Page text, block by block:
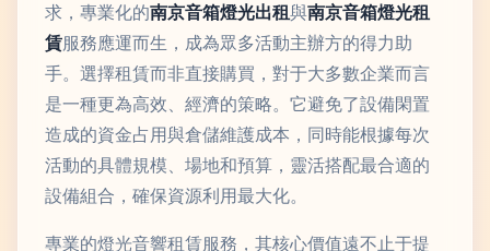
求，專業化的南京音箱燈光出租與南京音箱燈光租
賃服務應運而生，成為眾多活動主辦方的得力助
手。選擇租賃而非直接購買，對于大多數企業而言
是一種更為高效、經濟的策略。它避免了設備閑置
造成的資金占用與倉儲維護成本，同時能根據每次
活動的具體規模、場地和預算，靈活搭配最合適的
設備組合，確保資源利用最大化。
專業的燈光音響租賃服務，其核心價值遠不止于提